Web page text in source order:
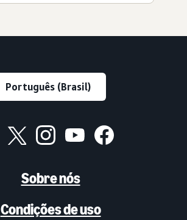
Sobre nós
Condições de uso